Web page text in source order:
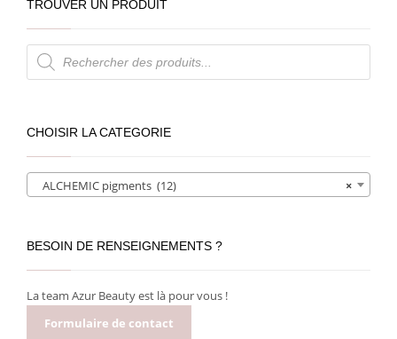
TROUVER UN PRODUIT
Recherche
de
produits
CHOISIR LA CATEGORIE
×
ALCHEMIC pigments (12)
BESOIN DE RENSEIGNEMENTS ?
La team Azur Beauty est là pour vous !
Formulaire de contact